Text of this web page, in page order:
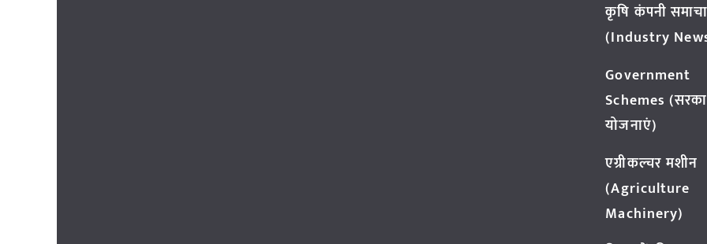
कृषि कंपनी
(Industry
Government
Schemes
योजनाएं)
एग्रीकल्चर मशीन
(Agriculture
Machinery)